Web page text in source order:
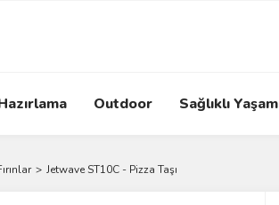
Outdoor Sağlıklı Yaşam
Jetwave ST10C - Pizza Taşı